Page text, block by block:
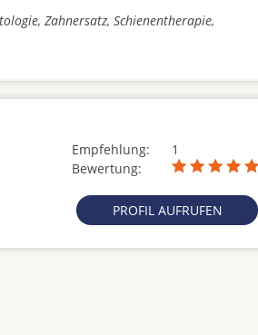
Zahnersatz, Schienentherapie,
Empfehlung:
1
Bewertung:
PROFIL AUFRUFEN